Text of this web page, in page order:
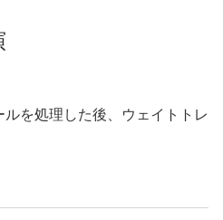
を処理した後、ウェイトトレ